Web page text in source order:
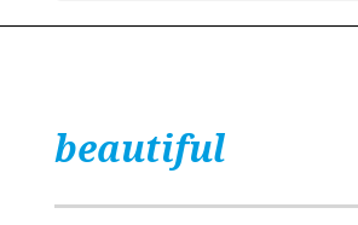
beautiful